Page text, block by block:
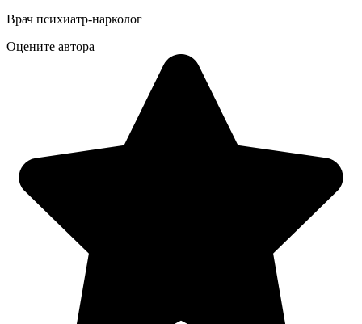
Врач психиатр-нарколог
Оцените автора